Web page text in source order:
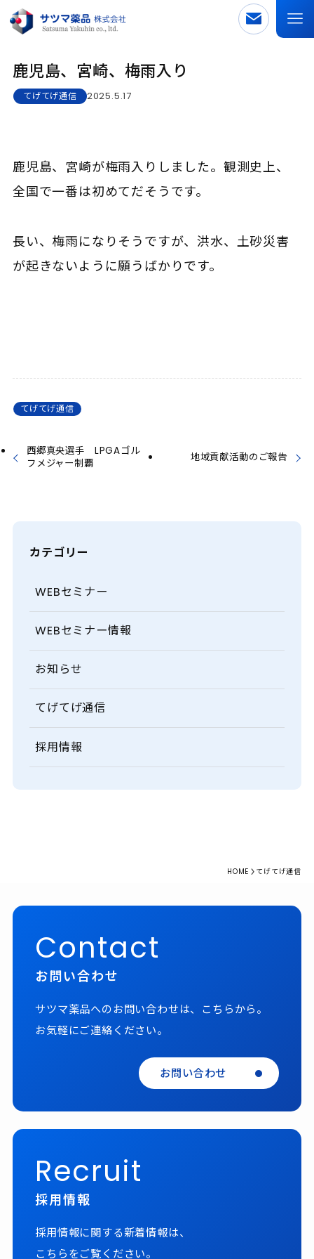
鹿児島、宮崎、梅雨入り
てげてげ通信 2025.5.17
鹿児島、宮崎が梅雨入りしました。観測史上、
全国で一番は初めてだそうです。
長い、梅雨になりそうですが、洪水、土砂災害
が起きないように願うばかりです。
てげてげ通信
西郷真央選手 LPGAゴル
フメジャー制覇
地域貢献活動のご報告
カテゴリー
WEBセミナー
WEBセミナー情報
お知らせ
てげてげ通信
採用情報
HOME てげてげ通信
Contact
お問い合わせ
サツマ薬品へのお問い合わせは、こちらから。
お気軽にご連絡ください。
お問い合わせ
Recruit
採用情報
採用情報に関する新着情報は、
こちらをご覧ください。